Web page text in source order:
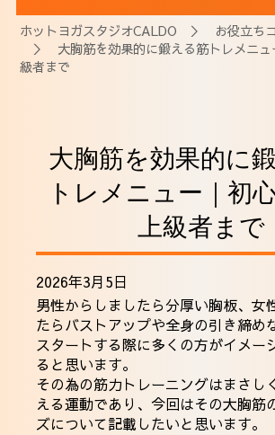
料金
ウェルチケ
採用情報
ホットヨガスタジオCALDO ＞ お役立ち
＞ 大胸筋を効果的に鍛える筋トレメニュ
級者まで
大胸筋を効果的に
トレメニュー｜初
上級者まで
2026年3月5日
男性からしましたら分厚い胸板、女
たらバストアップや全身の引き締め
スタートする際に多くの方がイメー
ると思います。
その為の筋力トレーニングはまさし
える運動であり、今回はその大胸筋
ズについて記載したいと思います。